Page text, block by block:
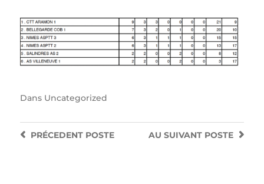
Dans Uncategorized
AU SUIVANT POSTE
PRÉCEDENTPOSTE